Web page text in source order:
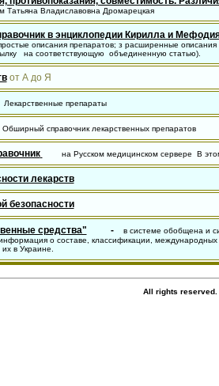
Татьяна Владиславовна Дромарецкая
в энциклопедии Кирилла и
описания препаратов; з расширенные
на соответствующую объединенную статью).
от А до Я
Лекарственные препараты
Обширный справочник лекарственных
на Русском медицинском сервере В
лекарств
безопасности
средства" -
в системе обобщена и
о составе, классификации,
в Украине.
All rights reserved.